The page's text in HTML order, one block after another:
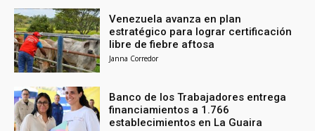
Venezuela avanza en plan
estratégico para lograr certificación
libre de fiebre aftosa
Janna Corredor
Banco de los Trabajadores entrega
financiamientos a 1.766
establecimientos en La Guaira